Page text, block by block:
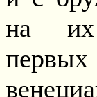
на их